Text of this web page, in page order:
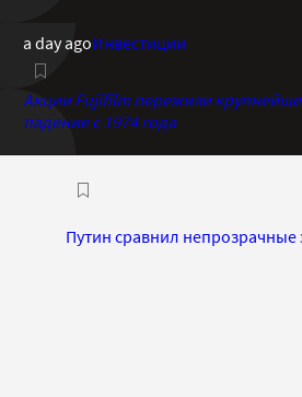
a day agoИнвестиции
Акции Fujifilm пережили
падение с 1974 года
Путин сравнил